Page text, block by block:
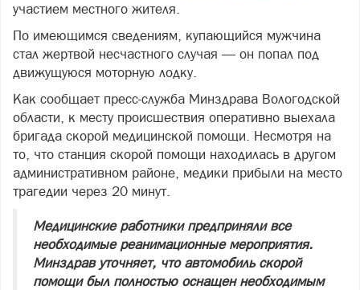
участием местного жителя.
По имеющимся сведениям, купающийся мужчина
стал жертвой несчастного случая — он попал под
движущуюся моторную лодку.
Как сообщает пресс-служба Минздрава Вологодской
области, к месту происшествия оперативно выехала
бригада скорой медицинской помощи. Несмотря на
то, что станция скорой помощи находилась в другом
административном районе, медики прибыли на место
трагедии через 20 минут.
Медицинские работники предприняли все
необходимые реанимационные мероприятия.
Минздрав уточняет, что автомобиль скорой
помощи был полностью оснащен необходимым